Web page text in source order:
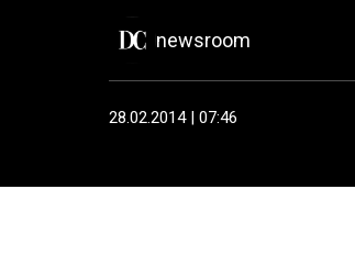
newsroom
28.02.2014 | 07:46